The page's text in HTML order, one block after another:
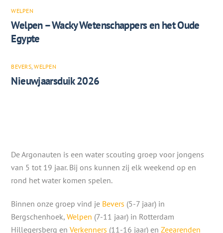
WELPEN
Welpen – Wacky Wetenschappers en het Oude
Egypte
BEVERS,WELPEN
Nieuwjaarsduik 2026
De Argonauten is een water scouting groep voor jongens
van 5 tot 19 jaar. Bij ons kunnen zij elk weekend op en
rond het water komen spelen.
Binnen onze groep vind je Bevers (5-7 jaar) in
Bergschenhoek,Welpen (7-11 jaar) in Rotterdam
Hillegersberg enVerkenners (11-16 jaar) enZeearenden